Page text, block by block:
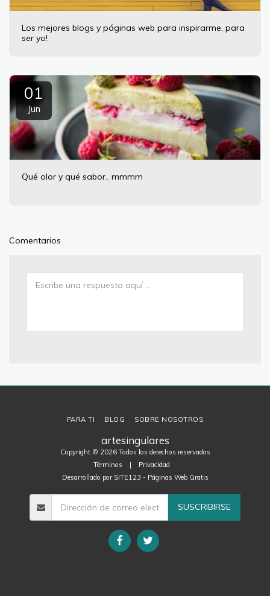
Los mejores blogs y páginas web para inspirarme, para
ser yo!
01
Jun
Qué olor y qué sabor.. mmmm
Comentarios
artesingulares
Copyright © 2026 Todos los derechos reservados
Términos |
Privacidad
Desarrollado por SITE123 - Páginas Web Gratis
PARA TI BLOG SOBRE NOSOTROS
SUSCRIBIRSE